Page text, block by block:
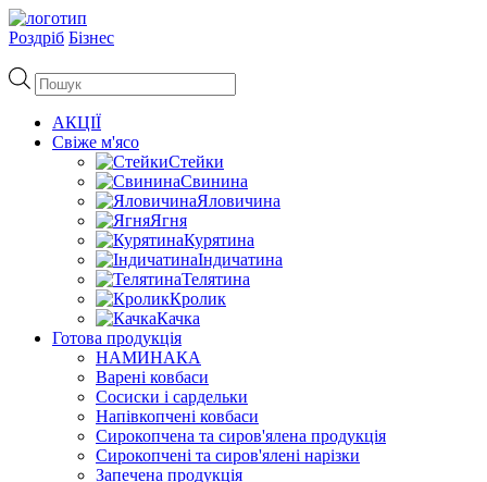
Роздріб Бізнес
Пошук
товарів
АКЦІЇ
Свіже м'ясо
Стейки
Свинина
Яловичина
Ягня
Курятина
Індичатина
Телятина
Кролик
Качка
Готова продукція
НАМИНАКА
Варені ковбаси
Сосиски і сардельки
Напівкопчені ковбаси
Сирокопчена та сиров'ялена продукція
Сирокопчені та сиров'ялені нарізки
Запечена продукція